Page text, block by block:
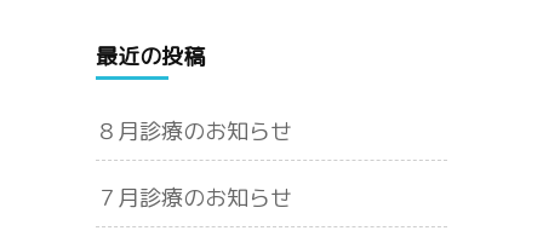
最近の投稿
８月診療のお知らせ
７月診療のお知らせ